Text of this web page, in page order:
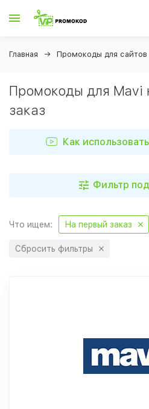
Главная Промокоды для сайтов
Промокоды для Mavi
заказ
Как
Фильтр
Что ищем: На первый заказ
Сбросить фильтры